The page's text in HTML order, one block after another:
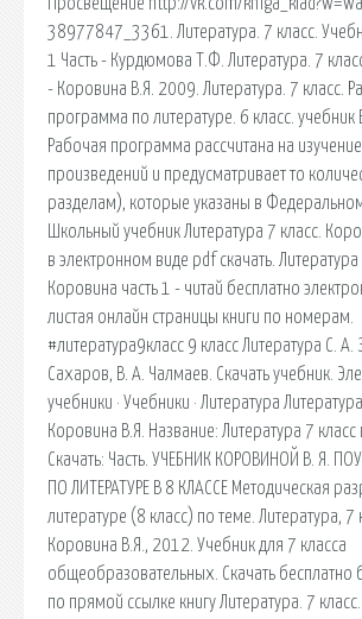
38977847_3361. Литература. 7 класс.
1 Часть - Курдюмова Т.Ф. Литература. 7
- Коровина В.Я. 2009. Литература. 7 класс.
программа по литературе. 6 класс. учебник
Рабочая программа рассчитана на
произведений и предусматривает то
разделам), которые указаны в Федеральном
Школьный учебник Литература 7 класс.
в электронном виде pdf скачать.
Коровина часть 1 - читай бесплатно
листая онлайн страницы книги по номерам.
#литература9класс 9 класс Литература С. А.
Сахаров, В. А. Чалмаев. Скачать учебник.
учебники · Учебники · Литература
Коровина В.Я. Название: Литература 7 класс
Скачать: Часть. УЧЕБНИК КОРОВИНОЙ В. Я.
ПО ЛИТЕРАТУРЕ В 8 КЛАССЕ Методическая
литературе (8 класс) по теме. Литература, 7
Коровина В.Я., 2012. Учебник для 7 класса
общеобразовательных. Скачать бесплатно
по прямой ссылке книгу Литература. 7 класс.